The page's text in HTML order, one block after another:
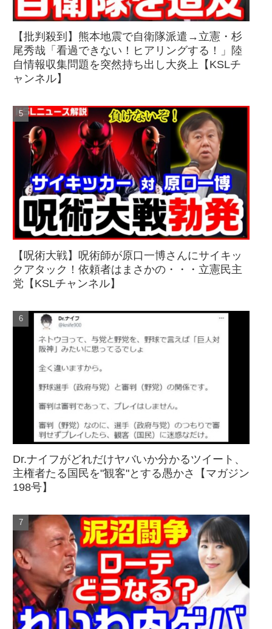
【批判殺到】熊本地震で自衛隊派遣→立憲・杉
尾秀哉「看過できない！ヒアリングする！」陸
自情報収集問題を突然持ち出し大炎上【KSLチ
ャンネル】
【呪術大戦】呪術師が原口一博さんにサイキッ
クアタック！依頼者はまさかの・・・立憲民主
党【KSLチャンネル】
Dr.ナイフがどれだけヤバいか分かるツイート、
主権者たる国民を"観客"とする愚かさ【マガジン
198号】